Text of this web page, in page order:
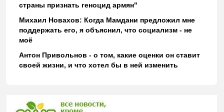
страны признать геноцид армян"
Михаил Новахов: Когда Мамдани предложил мне
поддержать его, я объяснил, что социализм - не
моё
Антон Привольнов - о том, какие оценки он ставит
своей жизни, и что хотел бы в ней изменить